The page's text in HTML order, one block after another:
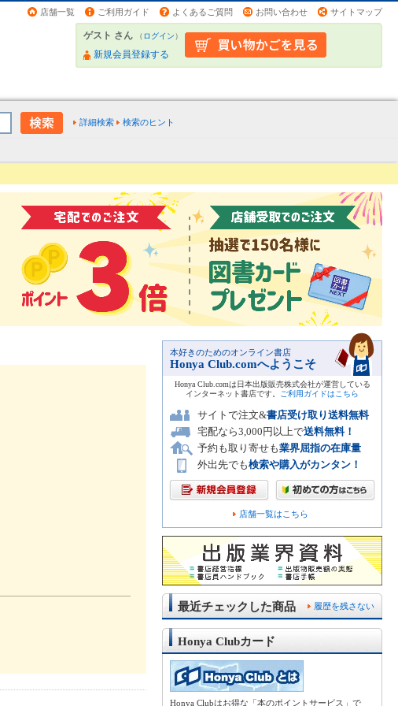
店舗一覧 ご利用ガイド よくあるご質問 お問い合わせ サイトマップ
ゲスト さん （ログイン）
新規会員登録する
詳細検索 検索のヒント
本好きのためのオンライン書店
Honya Club.comへようこそ
Honya Club.comは日本出版販売株式会社が運営している
インターネット書店です。
ご利用ガイドはこちら
サイトで注文&書店受け取り送料無料
宅配なら3,000円以上で送料無料！
予約も取り寄せも業界屈指の在庫量
外出先でも検索や購入がカンタン！
店舗一覧はこちら
履歴を残さない
最近チェックした商品
Honya Clubカード
Honya Clubはお得な「本のポイントサービス」で